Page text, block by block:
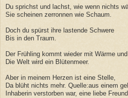
Du sprichst und lachst, wie wenn nichts
Sie scheinen zerronnen wie Schaum.
Doch du spürst ihre lastende Schwere
Bis in den Traum.
Der Frühling kommt wieder mit Wärme
Die Welt wird ein Blütenmeer.
Aber in meinem Herzen ist eine Stelle,
Da blüht nichts mehr. Quelle:aus einem
Inhaberin verstorben war, eine liebe